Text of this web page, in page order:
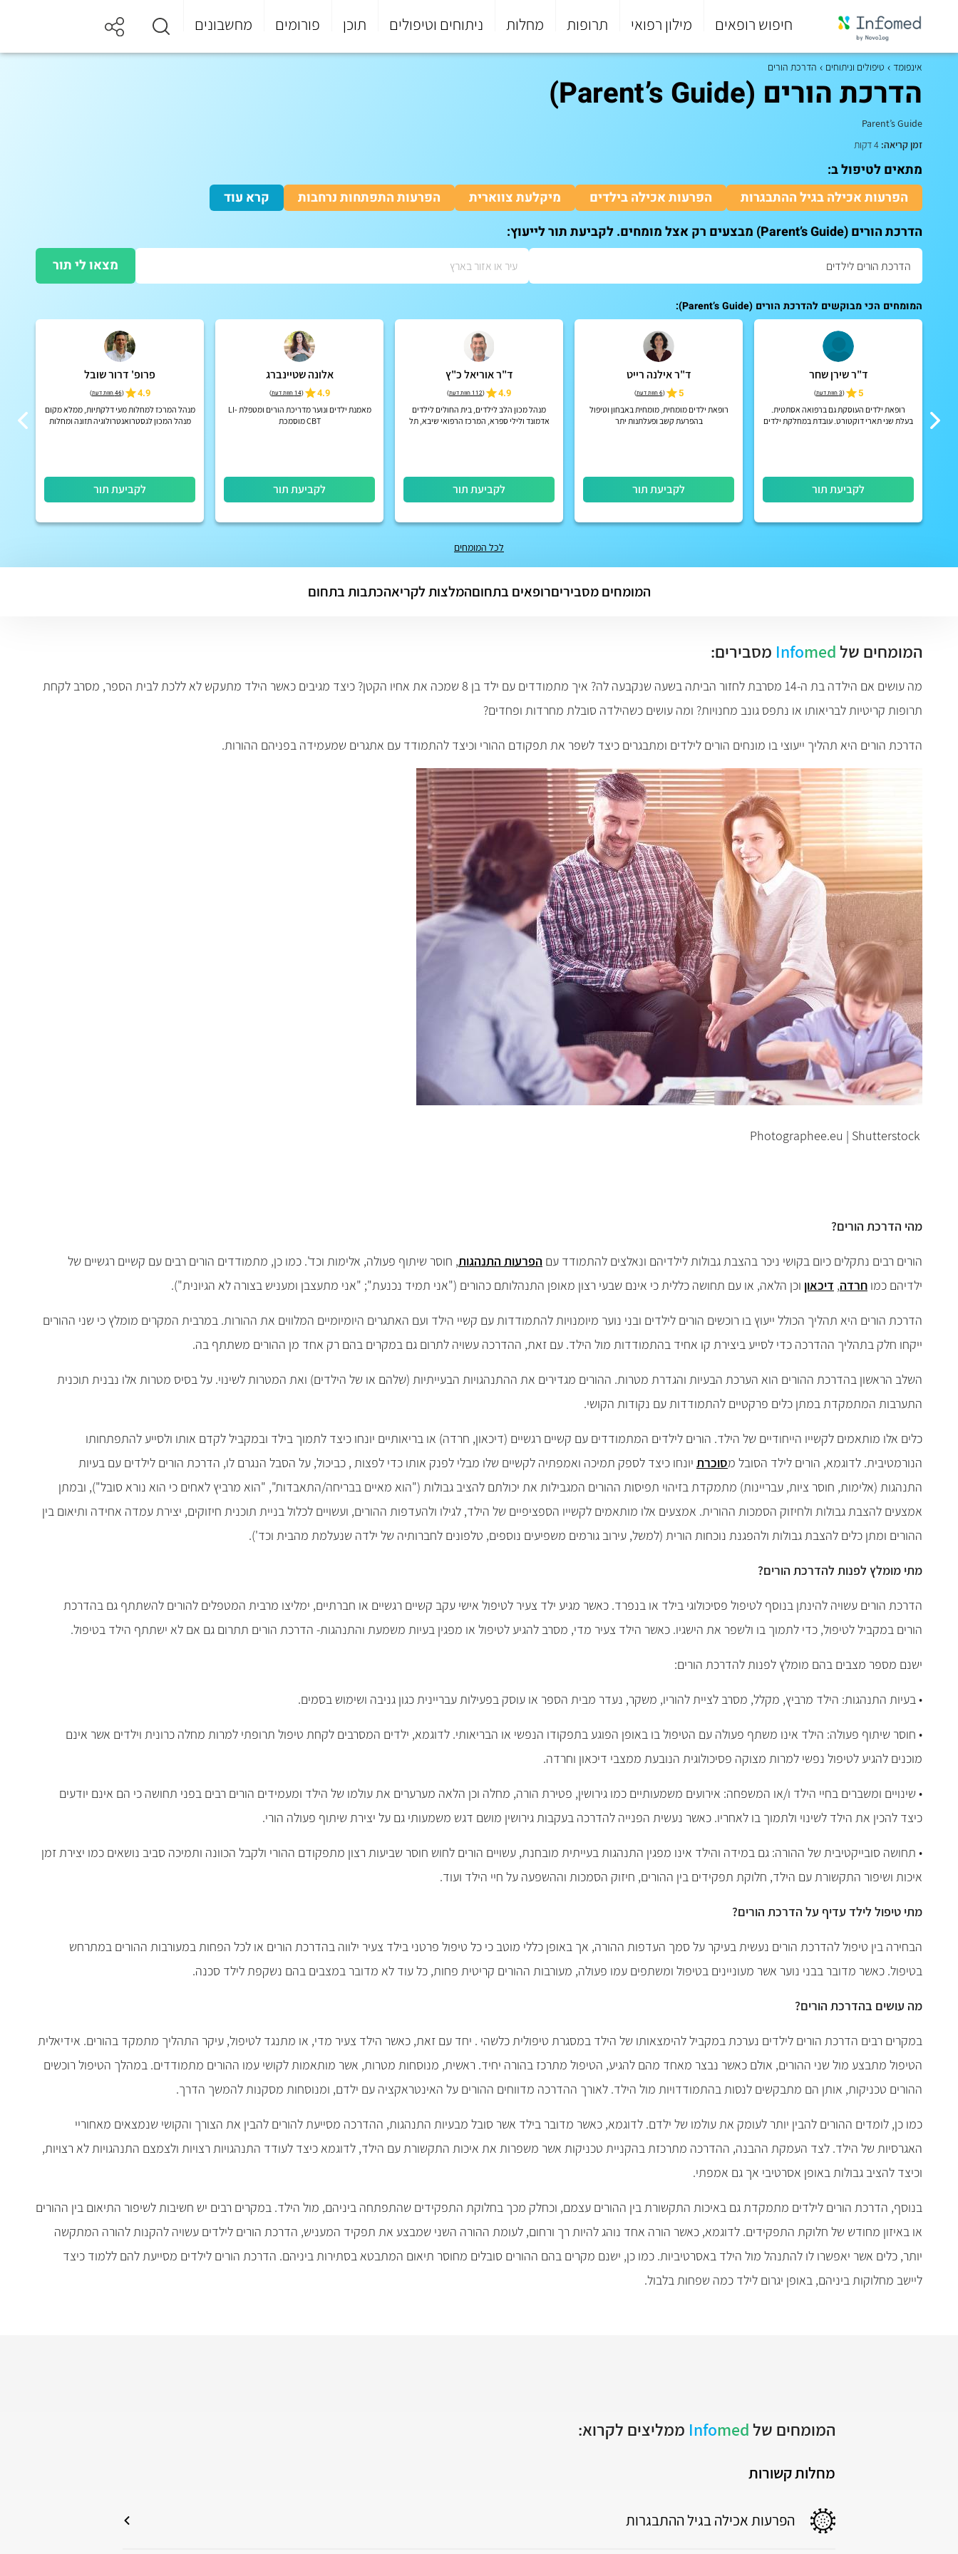
חיפוש רופאים מילון רפואי תרופות מחלות ניתוחים וטיפולים תוכן פורומים מחשבונים
סוף
התפריט
אינפומד טיפולים וניתוחים הדרכת הורים
הדרכת הורים (Parent’s Guide)
Parent’s Guide
זמן קריאה:
מתאים לטיפול ב:
הפרעות אכילה בגיל ההתבגרות
הפרעות אכילה בילדים מיקלעת צווארית הפרעות התפתחות נרחבות
קרא עוד
הדרכת הורים (Parent’s Guide) מבצעים רק אצל מומחים. לקביעת תור לייעוץ:
מצאו לי תור
המומחים הכי מבוקשים להדרכת הורים (Parent’s Guide):
ד"ר שירן שחר
5
(3 חוות דעת )
רופאת ילדים העוסקת גם ברפואה אסתטית.
בעלת שני תארי דוקטורט. עובדת במחלקת ילדים
לקביעת תור
ד"ר אילנה רייט
5
(6 חוות דעת )
רופאת ילדים מומחית, מומחית באבחון וטיפול
בהפרעת קשב ופעלתנות יתר
לקביעת תור
ד"ר אוריאל כ"ץ
4.9
(112 חוות דעת )
מנהל מכון הלב לילדים, בית החולים לילדים
אדמונד ולילי ספרא, המרכז הרפואי שיבא, תל
לקביעת תור
אלונה שטיינברג
4.9
(14 חוות דעת )
מאמנת ילדים ונוער מדריכת הורים ומטפלת LI-
CBT מוסמכת
לקביעת תור
פרופ' דרור שובל
4.9
(46 חוות דעת )
מנהל המרכז למחלות מעי דלקתיות, ממלא מקום
מנהל המכון לגסטרואנטרולוגיה תזונה ומחלות
לקביעת תור
לכל המומחים
המומחים מסביריםרופאים בתחוםהמלצות לקריאהכתבות בתחום
המומחים של Infomed מסבירים:
מה עושים אם הילדה בת ה-14 מסרבת לחזור הביתה בשעה שנקבעה לה? איך מתמודדים עם ילד בן 8 שמכה את אחיו הקטן? כיצד מגיבים כאשר הילד מתעקש לא ללכת לבית הספר, מסרב לקחת
תרופות קריטיות לבריאותו או נתפס גונב מחנויות? ומה עושים כשהילדה סובלת מחרדות ופחדים?
הדרכת הורים היא תהליך ייעוצי בו מונחים הורים לילדים ומתבגרים כיצד לשפר את תפקודם ההורי וכיצד להתמודד עם אתגרים שמעמידה בפניהם ההורות.
מהי הדרכת הורים?
הורים רבים נתקלים כיום בקושי ניכר בהצבת גבולות לילדיהם ונאלצים להתמודד עם הפרעות התנהגות, חוסר שיתוף פעולה, אלימות וכד'. כמו כן, מתמודדים הורים רבים עם קשיים רגשיים של
ילדיהם כמו חרדה, דיכאון וכן הלאה, או עם תחושה כללית כי אינם שבעי רצון מאופן התנהלותם כהורים ("אני תמיד נכנעת"; "אני מתעצבן ומעניש בצורה לא הגיונית").
הדרכת הורים היא תהליך הכולל ייעוץ בו רוכשים הורים לילדים ובני נוער מיומנויות להתמודדות עם קשיי הילד ועם האתגרים היומיומיים המלווים את ההורות. במרבית המקרים מומלץ כי שני ההורים
ייקחו חלק בתהליך ההדרכה כדי לסייע ביצירת קו אחיד בהתמודדות מול הילד. עם זאת, ההדרכה עשויה לתרום גם במקרים בהם רק אחד מן ההורים משתתף בה.
השלב הראשון בהדרכת ההורים הוא הערכת הבעיות והגדרת מטרות. ההורים מגדירים את ההתנהגויות הבעייתיות (שלהם או של הילדים) ואת המטרות לשינוי. על בסיס מטרות אלו נבנית תוכנית
התערבות המתמקדת במתן כלים פרקטיים להתמודדות עם נקודות הקושי.
כלים אלו מותאמים לקשייו הייחודיים של הילד. הורים לילדים המתמודדים עם קשיים רגשיים (דיכאון, חרדה) או בריאותיים יונחו כיצד לתמוך בילד ובמקביל לקדם אותו ולסייע להתפתחותו
הנורמטיבית. לדוגמא, הורים לילד הסובל מסוכרת יונחו כיצד לספק תמיכה ואמפתיה לקשיים שלו מבלי לפנק אותו כדי לפצות , כביכול, על הסבל הנגרם לו, הדרכת הורים לילדים עם בעיות
התנהגות (אלימות, חוסר ציות, עבריינות) מתמקדת בזיהוי תפיסות ההורים המגבילות את יכולתם להציב גבולות ("הוא מאיים בבריחה/התאבדות", "הוא מרביץ לאחים כי הוא נורא סובל"), ובמתן
אמצעים להצבת גבולות ולחיזוק הסמכות ההורית. אמצעים אלו מותאמים לקשייו הספציפיים של הילד, לגילו ולהעדפות ההורים, ועשויים לכלול בניית תוכנית חיזוקים, יצירת עמדה אחידה ותיאום בין
ההורים ומתן כלים להצבת גבולות ולהפגנת נוכחות הורית (למשל, עירוב גורמים משפיעים נוספים, טלפונים לחברותיה של ילדה שנעלמת מהבית וכד').
מתי מומלץ לפנות להדרכת הורים?
הדרכת הורים עשויה להינתן בנוסף לטיפול פסיכולוגי בילד או בנפרד. כאשר מגיע ילד צעיר לטיפול אישי עקב קשיים רגשיים או חברתיים, ימליצו מרבית המטפלים להורים להשתתף גם בהדרכת
הורים במקביל לטיפול, כדי לתמוך בו ולשפר את הישגיו. כאשר הילד צעיר מדי, מסרב להגיע לטיפול או מפגין בעיות משמעת והתנהגות- הדרכת הורים תתרום גם אם לא ישתתף הילד בטיפול.
ישנם מספר מצבים בהם מומלץ לפנות להדרכת הורים:
• בעיות התנהגות: הילד מרביץ, מקלל, מסרב לציית להוריו, משקר, נעדר מבית הספר או עוסק בפעילות עבריינית כגון גניבה ושימוש בסמים.
• חוסר שיתוף פעולה: הילד אינו משתף פעולה עם הטיפול בו באופן הפוגע בתפקודו הנפשי או הבריאותי. לדוגמא, ילדים המסרבים לקחת טיפול תרופתי למרות מחלה כרונית וילדים אשר אינם
מוכנים להגיע לטיפול נפשי למרות מצוקה פסיכולוגית הנובעת ממצבי דיכאון וחרדה.
• שינויים ומשברים בחיי הילד ו/או המשפחה: אירועים משמעותיים כמו גירושין, פטירת הורה, מחלה וכן הלאה מערערים את עולמו של הילד ומעמידים הורים רבים בפני תחושה כי הם אינם יודעים
כיצד להכין את הילד לשינוי ולתמוך בו לאחריו. כאשר נעשית הפנייה להדרכה בעקבות גירושין מושם דגש משמעותי גם על יצירת שיתוף פעולה הורי.
• תחושה סובייקטיבית של ההורה: גם במידה והילד אינו מפגין התנהגות בעייתית מובחנת, עשויים הורים לחוש חוסר שביעות רצון מתפקודם ההורי ולקבל הכוונה ותמיכה סביב נושאים כמו יצירת זמן
איכות ושיפור התקשורת עם הילד, חלוקת תפקידים בין ההורים, חיזוק הסמכות וההשפעה על חיי הילד ועוד.
מתי טיפול לילד עדיף על הדרכת הורים?
הבחירה בין טיפול להדרכת הורים נעשית בעיקר על סמך העדפות ההורה, אך באופן כללי מוטב כי כל טיפול פרטני בילד צעיר ילווה בהדרכת הורים או לכל הפחות במעורבות ההורים במתרחש
בטיפול. כאשר מדובר בבני נוער אשר מעוניינים בטיפול ומשתפים עמו פעולה, מעורבות ההורים קריטית פחות, כל עוד לא מדובר במצבים בהם נשקפת לילד סכנה.
מה עושים בהדרכת הורים?
במקרים רבים הדרכת הורים לילדים נערכת במקביל להימצאותו של הילד במסגרת טיפולית כלשהי . יחד עם זאת, כאשר הילד צעיר מדי, או מתנגד לטיפול, עיקר התהליך מתמקד בהורים. אידיאלית
הטיפול מתבצע מול שני ההורים, אולם כאשר נבצר מאחד מהם להגיע, הטיפול מתרכז בהורה יחיד. ראשית, מנוסחות מטרות, אשר מותאמות לקושי עמו ההורים מתמודדים. במהלך הטיפול רוכשים
ההורים טכניקות, אותן הם מתבקשים לנסות בהתמודדויות מול הילד. לאורך ההדרכה מדווחים ההורים על האינטראקציה עם ילדם, ומנוסחות מסקנות להמשך הדרך.
כמו כן, לומדים ההורים להבין יותר לעומק את עולמו של ילדם. לדוגמא, כאשר מדובר בילד אשר סובל מבעיות התנהגות, ההדרכה מסייעת להורים להבין את הצורך והקושי שנמצאים מאחוריי
האגרסיות של הילד. לצד העמקת ההבנה, ההדרכה מתרכזת בהקניית טכניקות אשר משפרות את איכות התקשורת עם הילד, לדוגמא כיצד לעודד התנהגויות רצויות ולצמצם התנהגויות לא רצויות,
וכיצד להציב גבולות באופן אסרטיבי אך גם אמפתי.
בנוסף, הדרכת הורים לילדים מתמקדת גם באיכות התקשורת בין ההורים עצמם, וכחלק מכך בחלוקת התפקידים שהתפתחה ביניהם, מול הילד. במקרים רבים יש חשיבות לשיפור התיאום בין ההורים
או באיזון מחודש של חלוקת התפקידים. לדוגמא, כאשר הורה אחד נוהג להיות רך ורחום, לעומת ההורה השני שמבצע את תפקיד המעניש, הדרכת הורים לילדים עשויה להקנות להורה המתקשה
יותר, כלים אשר יאפשרו לו להתנהל מול הילד באסרטיביות. כמו כן, ישנם מקרים בהם ההורים סובלים מחוסר תיאום המתבטא בסתירות ביניהם. הדרכת הורים לילדים מסייעת להם ללמוד כיצד
ליישב מחלוקות ביניהם, באופן יגרום לילד כמה שפחות בלבול.
המומחים של Infomed ממליצים לקרוא:
מחלות קשורות
הפרעות אכילה בגיל ההתבגרות